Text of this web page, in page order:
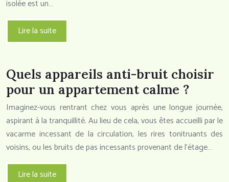
isolée est un…
Lire la suite
Quels appareils anti-bruit choisir
pour un appartement calme ?
Imaginez-vous rentrant chez vous après une longue journée,
aspirant à la tranquillité. Au lieu de cela, vous êtes accueilli par le
vacarme incessant de la circulation, les rires tonitruants des
voisins, ou les bruits de pas incessants provenant de l’étage…
Lire la suite